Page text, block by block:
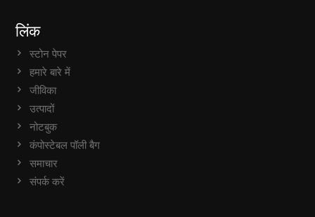
लिंक
स्टोन पेपर
हमारे बारे में
जीविका
उत्पादों
नोटबुक
कंपोस्टेबल पॉली बैग
समाचार
संपर्क करें